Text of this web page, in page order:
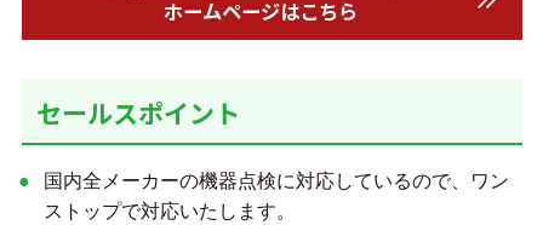
ホームページはこちら
セールスポイント
国内全メーカーの機器点検に対応しているので、ワン
ストップで対応いたします。